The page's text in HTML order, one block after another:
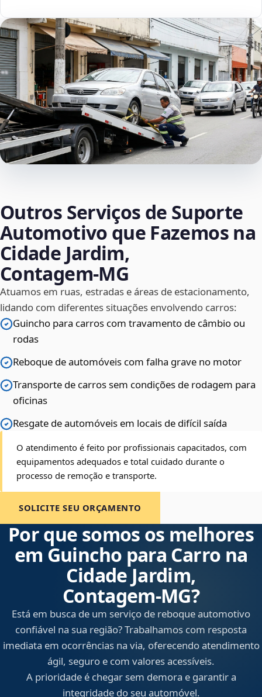
Outros Serviços de Suporte
Automotivo que Fazemos na
Cidade Jardim,
Contagem‑MG
Atuamos em ruas, estradas e áreas de estacionamento,
lidando com diferentes situações envolvendo carros:
Guincho para carros com travamento de câmbio ou
rodas
Reboque de automóveis com falha grave no motor
Transporte de carros sem condições de rodagem para
oficinas
Resgate de automóveis em locais de difícil saída
O atendimento é feito por profissionais capacitados, com
equipamentos adequados e total cuidado durante o
processo de remoção e transporte.
SOLICITE SEU ORÇAMENTO
Por que somos os melhores
em Guincho para Carro na
Cidade Jardim,
Contagem‑MG?
Está em busca de um serviço de reboque automotivo
confiável na sua região? Trabalhamos com resposta
imediata em ocorrências na via, oferecendo atendimento
ágil, seguro e com valores acessíveis.
A prioridade é chegar sem demora e garantir a
integridade do seu automóvel.